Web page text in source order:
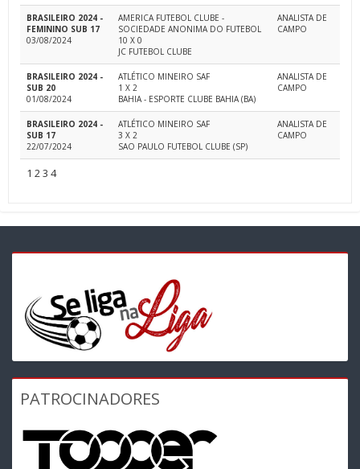
BRASILEIRO 2024 -
FEMININO SUB 17
03/08/2024
AMERICA FUTEBOL CLUBE -
SOCIEDADE ANONIMA DO FUTEBOL
10 X 0
JC FUTEBOL CLUBE
ANALISTA DE
CAMPO
BRASILEIRO 2024 -
SUB 20
01/08/2024
ATLÉTICO MINEIRO SAF
1 X 2
BAHIA - ESPORTE CLUBE BAHIA (BA)
ANALISTA DE
CAMPO
BRASILEIRO 2024 -
SUB 17
22/07/2024
ATLÉTICO MINEIRO SAF
3 X 2
SAO PAULO FUTEBOL CLUBE (SP)
ANALISTA DE
CAMPO
1 23 4
PATROCINADORES